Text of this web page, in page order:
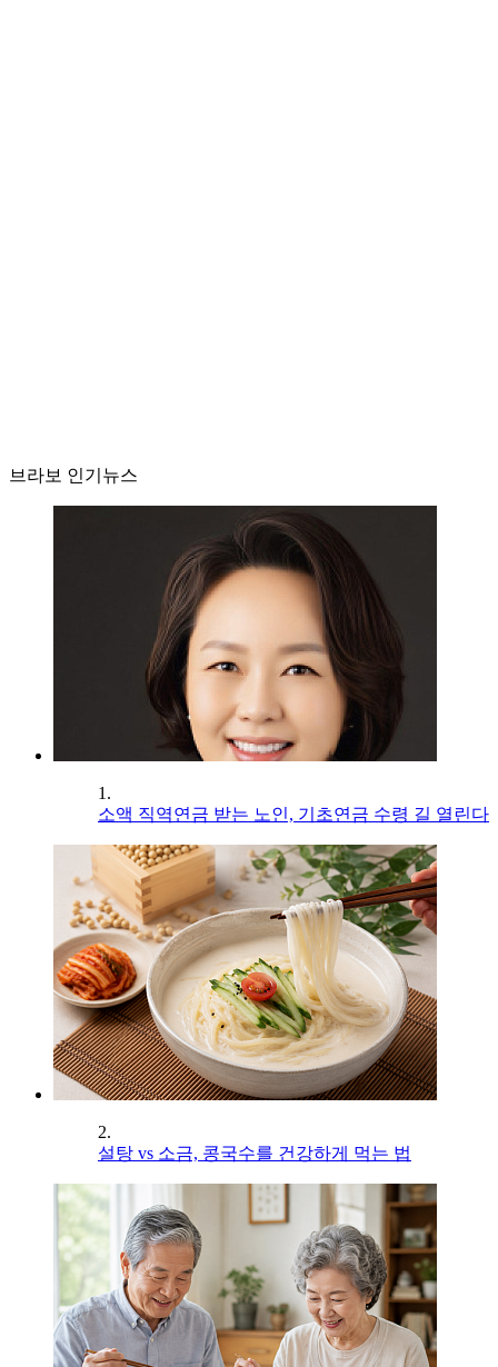
브라보 인기뉴스
1.
소액 직역연금 받는 노인, 기초연금 수령 길 열린다
2.
설탕 vs 소금, 콩국수를 건강하게 먹는 법